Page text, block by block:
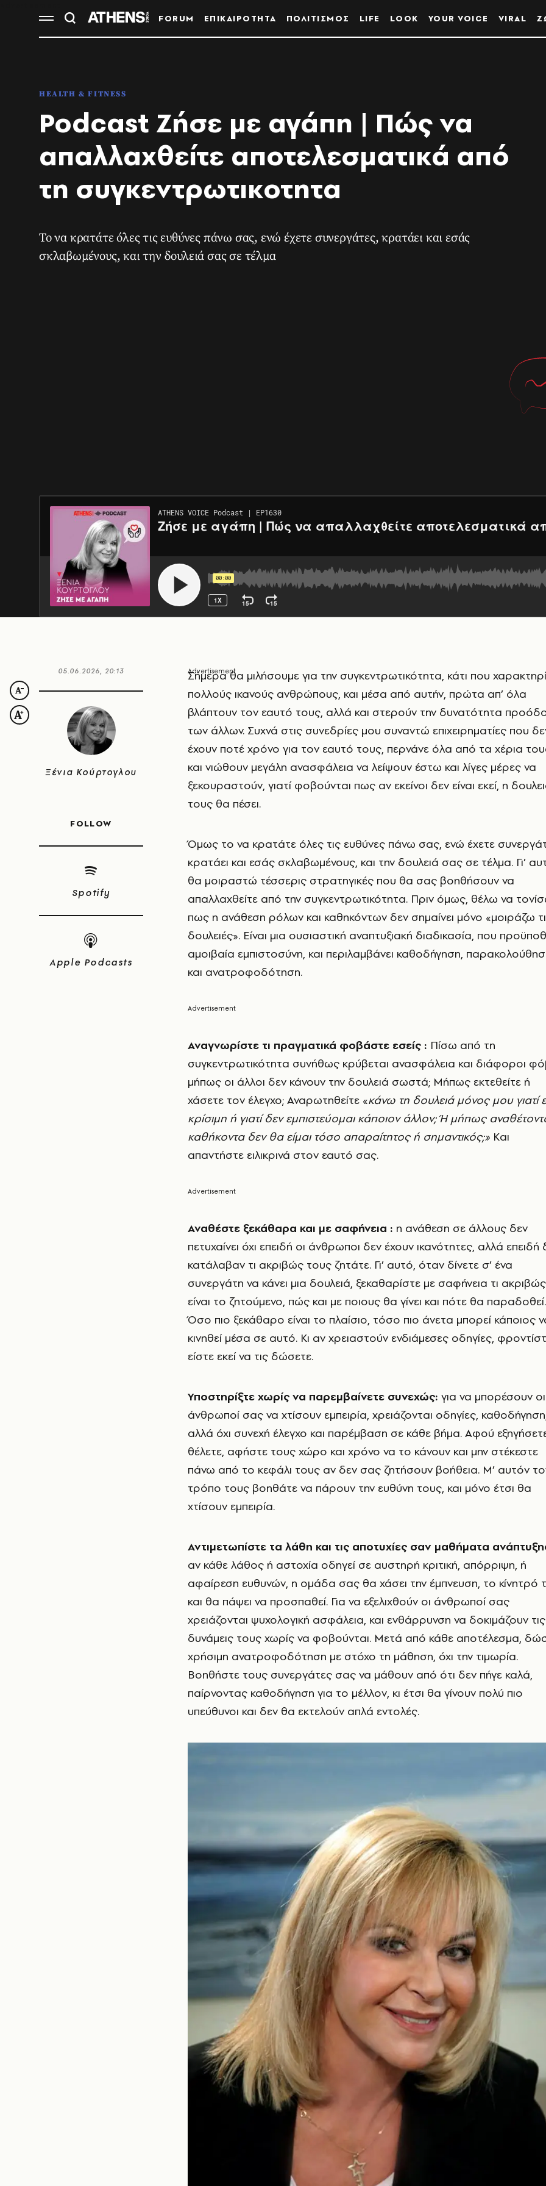
FORUM ΕΠΙΚΑΙΡΟΤΗΤΑ ΠΟΛΙΤΙΣΜΟΣ LIFE LOOK YOUR VOICE VIRAL
HEALTH & FITNESS
Podcast Ζήσε με αγάπη | Πώς να
απαλλαχθείτε αποτελεσματικά από
τη συγκεντρωτικοτητα
Το να κρατάτε όλες τις ευθύνες πάνω σας, ενώ έχετε συνεργάτες, κρατάει και εσάς
σκλαβωμένους, και την δουλειά σας σε τέλμα
05.06.2026, 20:13
Ξένια Κούρτογλου
FOLLOW
Spotify
Apple Podcasts
Σήμερα θα μιλήσουμε για την συγκεντρωτικότητα, κάτι που
πολλούς ικανούς ανθρώπους, και μέσα από αυτήν, πρώτα απ’ όλα
βλάπτουν τον εαυτό τους, αλλά και στερούν την δυνατότητα
των άλλων. Συχνά στις συνεδρίες μου συναντώ επιχειρηματίες που
έχουν ποτέ χρόνο για τον εαυτό τους, περνάνε όλα από τα χέρια
και νιώθουν μεγάλη ανασφάλεια να λείψουν έστω και λίγες μέρες να
ξεκουραστούν, γιατί φοβούνται πως αν εκείνοι δεν είναι εκεί, η
τους θα πέσει.
Όμως το να κρατάτε όλες τις ευθύνες πάνω σας, ενώ έχετε
κρατάει και εσάς σκλαβωμένους, και την δουλειά σας σε τέλμα. Γι’
θα μοιραστώ τέσσερις στρατηγικές που θα σας βοηθήσουν να
απαλλαχθείτε από την συγκεντρωτικότητα. Πριν όμως, θέλω να
πως η ανάθεση ρόλων και καθηκόντων δεν σημαίνει μόνο «μοιράζω
δουλειές». Είναι μια ουσιαστική αναπτυξιακή διαδικασία, που
αμοιβαία εμπιστοσύνη, και περιλαμβάνει καθοδήγηση,
και ανατροφοδότηση.
Αναγνωρίστε τι πραγματικά φοβάστε εσείς : Πίσω από τη
συγκεντρωτικότητα συνήθως κρύβεται ανασφάλεια και διάφοροι
μήπως οι άλλοι δεν κάνουν την δουλειά σωστά; Μήπως εκτεθείτε ή
χάσετε τον έλεγχο; Αναρωτηθείτε «κάνω τη δουλειά μόνος μου γιατί
κρίσιμη ή γιατί δεν εμπιστεύομαι κάποιον άλλον; Ή μήπως
καθήκοντα δεν θα είμαι τόσο απαραίτητος ή σημαντικός;» Και
απαντήστε ειλικρινά στον εαυτό σας.
Αναθέστε ξεκάθαρα και με σαφήνεια : η ανάθεση σε άλλους δεν
πετυχαίνει όχι επειδή οι άνθρωποι δεν έχουν ικανότητες, αλλά επειδή
κατάλαβαν τι ακριβώς τους ζητάτε. Γι’ αυτό, όταν δίνετε σ’ ένα
συνεργάτη να κάνει μια δουλειά, ξεκαθαρίστε με σαφήνεια τι ακριβώς
είναι το ζητούμενο, πώς και με ποιους θα γίνει και πότε θα παραδοθεί.
Όσο πιο ξεκάθαρο είναι το πλαίσιο, τόσο πιο άνετα μπορεί κάποιος
κινηθεί μέσα σε αυτό. Κι αν χρειαστούν ενδιάμεσες οδηγίες,
είστε εκεί να τις δώσετε.
Υποστηρίξτε χωρίς να παρεμβαίνετε συνεχώς: για να μπορέσουν οι
άνθρωποί σας να χτίσουν εμπειρία, χρειάζονται οδηγίες,
αλλά όχι συνεχή έλεγχο και παρέμβαση σε κάθε βήμα. Αφού
θέλετε, αφήστε τους χώρο και χρόνο να το κάνουν και μην στέκεστε
πάνω από το κεφάλι τους αν δεν σας ζητήσουν βοήθεια. Μ’ αυτόν
τρόπο τους βοηθάτε να πάρουν την ευθύνη τους, και μόνο έτσι θα
χτίσουν εμπειρία.
Αντιμετωπίστε τα λάθη και τις αποτυχίες σαν μαθήματα
αν κάθε λάθος ή αστοχία οδηγεί σε αυστηρή κριτική, απόρριψη, ή
αφαίρεση ευθυνών, η ομάδα σας θα χάσει την έμπνευση, το κίνητρό
και θα πάψει να προσπαθεί. Για να εξελιχθούν οι άνθρωποί σας
χρειάζονται ψυχολογική ασφάλεια, και ενθάρρυνση να δοκιμάζουν τις
δυνάμεις τους χωρίς να φοβούνται. Μετά από κάθε αποτέλεσμα,
χρήσιμη ανατροφοδότηση με στόχο τη μάθηση, όχι την τιμωρία.
Βοηθήστε τους συνεργάτες σας να μάθουν από ότι δεν πήγε καλά,
παίρνοντας καθοδήγηση για το μέλλον, κι έτσι θα γίνουν πολύ πιο
υπεύθυνοι και δεν θα εκτελούν απλά εντολές.